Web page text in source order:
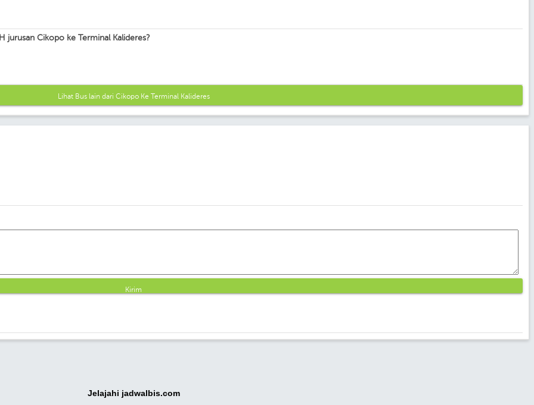
jurusan Cikopo ke Terminal Kalideres?
Lihat Bus lain dari Cikopo Ke Terminal Kalideres
Kirim
Jelajahi jadwalbis.com